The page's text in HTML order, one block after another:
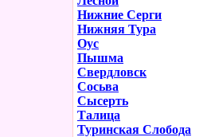
Нижние Серги
Нижняя Тура
Оус
Пышма
Свердловск
Сосьва
Сысерть
Талица
Туринская Слобода